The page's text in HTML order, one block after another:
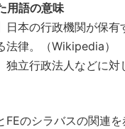
用語の意味
日本の行政機関が保
法律。（Wikipedia）
独立行政法人などに
のシラバスの関連